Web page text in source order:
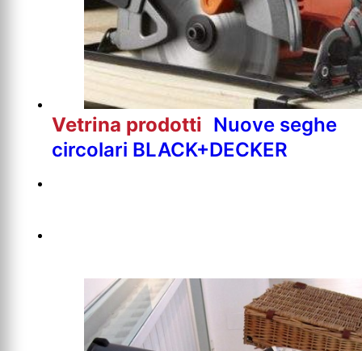
Vetrina prodotti Nuove seghe
circolari BLACK+DECKER